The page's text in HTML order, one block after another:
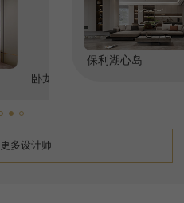
创长滩壹号
多设计师